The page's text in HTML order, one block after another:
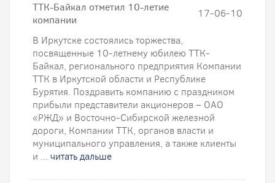
ТТК-Байкал отметил 10-летие
компании
17-06-10
В Иркутске состоялись торжества,
посвященные 10-летнему юбилею ТТК-
Байкал, регионального предприятия Компании
ТТК в Иркутской области и Республике
Бурятия. Поздравить компанию с праздником
прибыли представители акционеров – ОАО
«РЖД» и Восточно-Сибирской железной
дороги, Компании ТТК, органов власти и
муниципального управления, а также клиенты
и ... читать дальше